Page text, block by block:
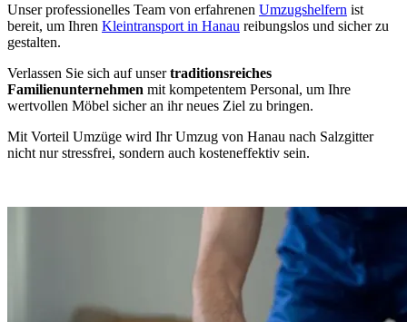
Unser professionelles Team von erfahrenen Umzugshelfern ist
bereit, um Ihren Kleintransport in Hanau reibungslos und sicher zu
gestalten.
Verlassen Sie sich auf unsertraditionsreiches
Familienunternehmen mit kompetentem Personal, um Ihre
wertvollen Möbel sicher an ihr neues Ziel zu bringen.
Mit Vorteil Umzüge wird Ihr Umzug von Hanau nach Salzgitter
nicht nur stressfrei, sondern auch kosteneffektiv sein.